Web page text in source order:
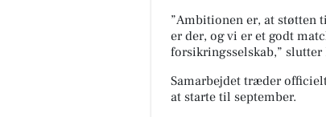
”Ambitionen er, at støtten
er der, og vi er et godt
forsikringsselskab,” slutter
Samarbejdet træder
at starte til september.